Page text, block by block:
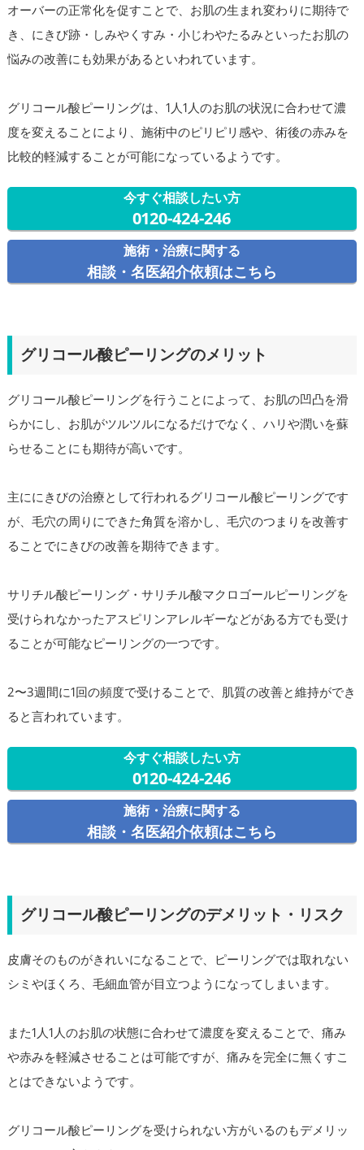
オーバーの正常化を促すことで、お肌の生まれ変わりに期待で
き、にきび跡・しみやくすみ・小じわやたるみといったお肌の
悩みの改善にも効果があるといわれています。
グリコール酸ピーリングは、1人1人のお肌の状況に合わせて濃
度を変えることにより、施術中のピリピリ感や、術後の赤みを
比較的軽減することが可能になっているようです。
今すぐ相談したい方
0120-424-246
施術・治療に関する
相談・名医紹介依頼はこちら
グリコール酸ピーリングのメリット
グリコール酸ピーリングを行うことによって、お肌の凹凸を滑
らかにし、お肌がツルツルになるだけでなく、ハリや潤いを蘇
らせることにも期待が高いです。
主ににきびの治療として行われるグリコール酸ピーリングです
が、毛穴の周りにできた角質を溶かし、毛穴のつまりを改善す
ることでにきびの改善を期待できます。
サリチル酸ピーリング・サリチル酸マクロゴールピーリングを
受けられなかったアスピリンアレルギーなどがある方でも受け
ることが可能なピーリングの一つです。
2〜3週間に1回の頻度で受けることで、肌質の改善と維持ができ
ると言われています。
今すぐ相談したい方
0120-424-246
施術・治療に関する
相談・名医紹介依頼はこちら
グリコール酸ピーリングのデメリット・リスク
皮膚そのものがきれいになることで、ピーリングでは取れない
シミやほくろ、毛細血管が目立つようになってしまいます。
また1人1人のお肌の状態に合わせて濃度を変えることで、痛み
や赤みを軽減させることは可能ですが、痛みを完全に無くすこ
とはできないようです。
グリコール酸ピーリングを受けられない方がいるのもデメリッ